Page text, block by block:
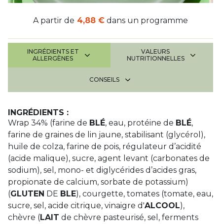
A partir de 4,88 € dans un programme
INGRÉDIENTS ET
ALLERGÈNES
VALEURS
NUTRITIONNELLES
CONSEILS
INGRÉDIENTS :
Wrap 34% (farine de BLÉ, eau, protéine de BLÉ,
farine de graines de lin jaune, stabilisant (glycérol),
huile de colza, farine de pois, régulateur d’acidité
(acide malique), sucre, agent levant (carbonates de
sodium), sel, mono- et diglycérides d’acides gras,
propionate de calcium, sorbate de potassium)
(GLUTEN DE BLE), courgette, tomates (tomate, eau,
sucre, sel, acide citrique, vinaigre d'ALCOOL),
chèvre (LAIT de chèvre pasteurisé, sel, ferments